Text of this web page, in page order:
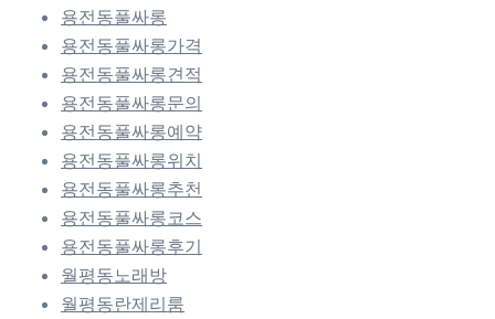
용전동풀싸롱
용전동풀싸롱가격
용전동풀싸롱견적
용전동풀싸롱문의
용전동풀싸롱예약
용전동풀싸롱위치
용전동풀싸롱추천
용전동풀싸롱코스
용전동풀싸롱후기
월평동노래방
월평동란제리룸